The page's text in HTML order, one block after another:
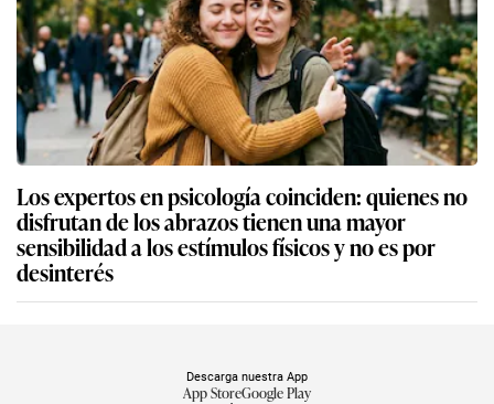
Los expertos en psicología coinciden: quienes no
disfrutan de los abrazos tienen una mayor
sensibilidad a los estímulos físicos y no es por
desinterés
Descarga nuestra App
App StoreGoogle Play